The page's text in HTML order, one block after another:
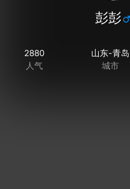
彭彭
2880
人气
山东-青岛
城市